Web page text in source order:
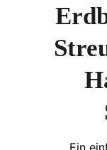
Ein